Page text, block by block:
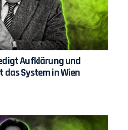
Aufklärung und
das System in Wien